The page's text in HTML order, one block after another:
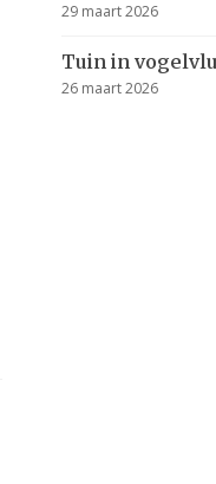
29 maart 2026
Tuin in
26 maart 2026